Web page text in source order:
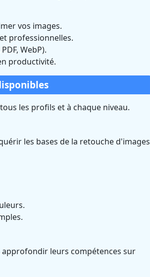
vos images.
professionnelles.
PDF, WebP).
productivité.
les profils et à chaque niveau.
les bases de la retouche d'images
leurs compétences sur